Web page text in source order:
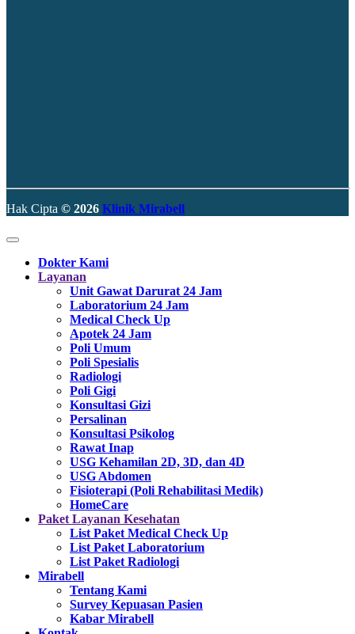
Hak Cipta © 2026 Klinik Mirabell
Dokter Kami
Layanan
Unit Gawat Darurat 24 Jam
Laboratorium 24 Jam
Medical Check Up
Apotek 24 Jam
Poli Umum
Poli Spesialis
Radiologi
Poli Gigi
Konsultasi Gizi
Persalinan
Konsultasi Psikolog
Rawat Inap
USG Kehamilan 2D, 3D, dan 4D
USG Abdomen
Fisioterapi (Poli Rehabilitasi Medik)
HomeCare
Paket Layanan Kesehatan
List Paket Medical Check Up
List Paket Laboratorium
List Paket Radiologi
Mirabell
Tentang Kami
Survey Kepuasan Pasien
Kabar Mirabell